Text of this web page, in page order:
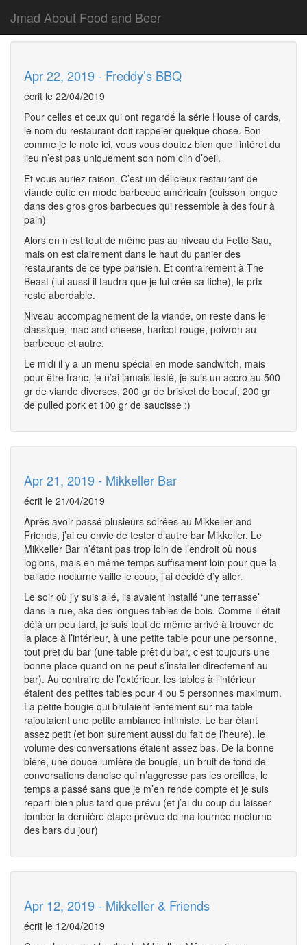
Jmad About Food and Beer
Apr 22, 2019 - Freddy’s BBQ
écrit le 22/04/2019
Pour celles et ceux qui ont regardé la série House of cards,
le nom du restaurant doit rappeler quelque chose. Bon
comme je le note ici, vous vous doutez bien que l’intêret du
lieu n’est pas uniquement son nom clin d’oeil.
Et vous auriez raison. C’est un délicieux restaurant de
viande cuite en mode barbecue américain (cuisson longue
dans des gros gros barbecues qui ressemble à des four à
pain)
Alors on n’est tout de même pas au niveau du Fette Sau,
mais on est clairement dans le haut du panier des
restaurants de ce type parisien. Et contrairement à The
Beast (lui aussi il faudra que je lui crée sa fiche), le prix
reste abordable.
Niveau accompagnement de la viande, on reste dans le
classique, mac and cheese, haricot rouge, poivron au
barbecue et autre.
Le midi il y a un menu spécial en mode sandwitch, mais
pour être franc, je n’ai jamais testé, je suis un accro au 500
gr de viande diverses, 200 gr de brisket de boeuf, 200 gr
de pulled pork et 100 gr de saucisse :)
Apr 21, 2019 - Mikkeller Bar
écrit le 21/04/2019
Après avoir passé plusieurs soirées au Mikkeller and
Friends, j’ai eu envie de tester d’autre bar Mikkeller. Le
Mikkeller Bar n’étant pas trop loin de l’endroit où nous
logions, mais en même temps suffisament loin pour que la
ballade nocturne vaille le coup, j’ai décidé d’y aller.
Le soir où j’y suis allé, ils avaient installé ‘une terrasse’
dans la rue, aka des longues tables de bois. Comme il était
déjà un peu tard, je suis tout de même arrivé à trouver de
la place à l’intérieur, à une petite table pour une personne,
tout pret du bar (une table prêt du bar, c’est toujours une
bonne place quand on ne peut s’installer directement au
bar). Au contraire de l’extérieur, les tables à l’intérieur
étaient des petites tables pour 4 ou 5 personnes maximum.
La petite bougie qui brulaient lentement sur ma table
rajoutaient une petite ambiance intimiste. Le bar étant
assez petit (et bon surement aussi du fait de l’heure), le
volume des conversations étaient assez bas. De la bonne
bière, une douce lumière de bougie, un bruit de fond de
conversations danoise qui n’aggresse pas les oreilles, le
temps a passé sans que je m’en rende compte et je suis
reparti bien plus tard que prévu (et j’ai du coup du laisser
tomber la dernière étape prévue de ma tournée nocturne
des bars du jour)
Apr 12, 2019 - Mikkeller & Friends
écrit le 12/04/2019